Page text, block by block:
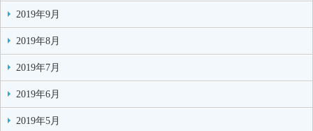
2019年9月
2019年8月
2019年7月
2019年6月
2019年5月